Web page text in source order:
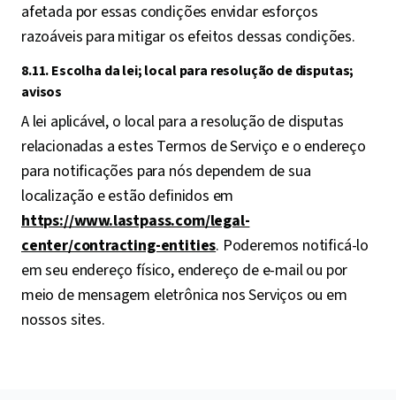
afetada por essas condições envidar esforços
razoáveis para mitigar os efeitos dessas condições.
8.11. Escolha da lei; local para resolução de disputas;
avisos
A lei aplicável, o local para a resolução de disputas
relacionadas a estes Termos de Serviço e o endereço
para notificações para nós dependem de sua
localização e estão definidos em
https://www.lastpass.com/legal-
center/contracting-entities. Poderemos notificá-lo
em seu endereço físico, endereço de e-mail ou por
meio de mensagem eletrônica nos Serviços ou em
nossos sites.